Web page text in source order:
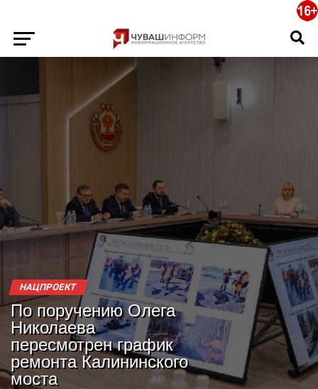
НАЦПРОЕКТ
По поручению Олега
Николаева
пересмотрен график
ремонта Калининского
моста